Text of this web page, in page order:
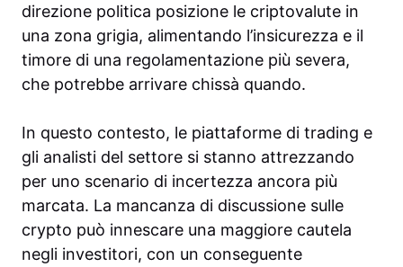
direzione politica posizione le criptovalute in
una zona grigia, alimentando l’insicurezza e il
timore di una regolamentazione più severa,
che potrebbe arrivare chissà quando.
In questo contesto, le piattaforme di trading e
gli analisti del settore si stanno attrezzando
per uno scenario di incertezza ancora più
marcata. La mancanza di discussione sulle
crypto può innescare una maggiore cautela
negli investitori, con un conseguente